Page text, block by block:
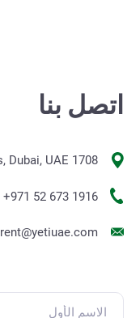
اتصل بنا
1708 Al Ameri Tower, Barsha Heights, Dubai, UAE
+971 52 673 1916
rent@yetiuae.com